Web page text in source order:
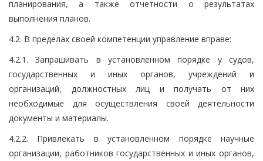
планирования, а также отчетности о результатах
выполнения планов.
4.2. В пределах своей компетенции управление вправе:
4.2.1. Запрашивать в установленном порядке у судов,
государственных и иных органов, учреждений и
организаций, должностных лиц и получать от них
необходимые для осуществления своей деятельности
документы и материалы.
4.2.2. Привлекать в установленном порядке научные
организации, работников государственных и иных органов,